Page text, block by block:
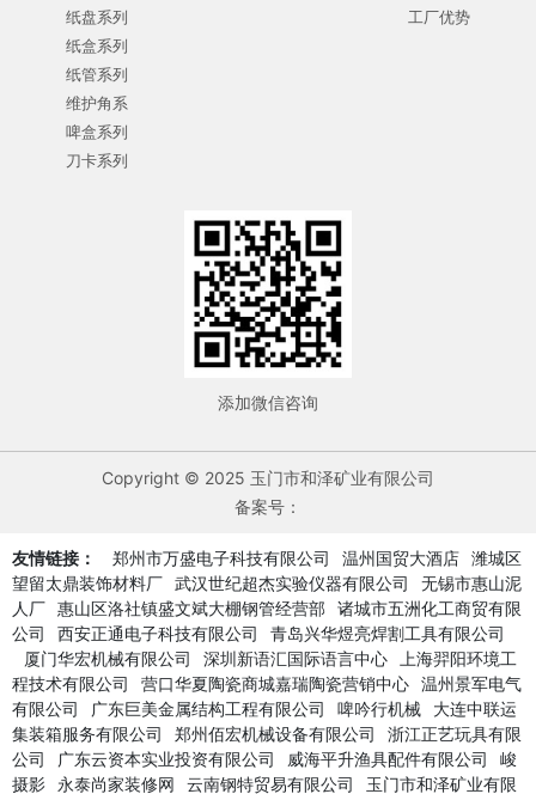
纸盘系列
纸盒系列
纸管系列
维护角系
啤盒系列
刀卡系列
工厂优势
添加微信咨询
Copyright © 2025 玉门市和泽矿业有限公司
备案号：
友情链接： 郑州市万盛电子科技有限公司 温州国贸大酒店 潍城区
望留太鼎装饰材料厂 武汉世纪超杰实验仪器有限公司
无锡市惠山泥
人厂 惠山区洛社镇盛文斌大棚钢管经营部 诸城市五洲化工商贸有限
公司
西安正通电子科技有限公司
青岛兴华煜亮焊割工具有限公司
厦门华宏机械有限公司
深圳新语汇国际语言中心
上海羿阳环境工
程技术有限公司
营口华夏陶瓷商城嘉瑞陶瓷营销中心 温州景军电气
有限公司
广东巨美金属结构工程有限公司 啤吟行机械
大连中联运
集装箱服务有限公司
郑州佰宏机械设备有限公司
浙江正艺玩具有限
公司
广东云资本实业投资有限公司 威海平升渔具配件有限公司
峻
摄影
永泰尚家装修网 云南钢特贸易有限公司 玉门市和泽矿业有限